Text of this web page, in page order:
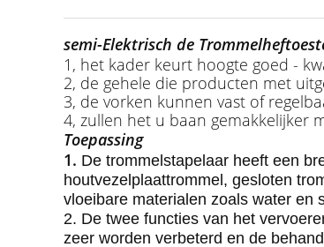
semi-Elektrisch de
1, het kader keurt hoogte goed -
2, de gehele die producten met
3, de vorken kunnen vast of
4, zullen het u baan gemakkelijker
Toepassing
1. De trommelstapelaar heeft een
houtvezelplaattrommel, gesloten
vloeibare materialen zoals water en
2. De twee functies van het
zeer worden verbeterd en de